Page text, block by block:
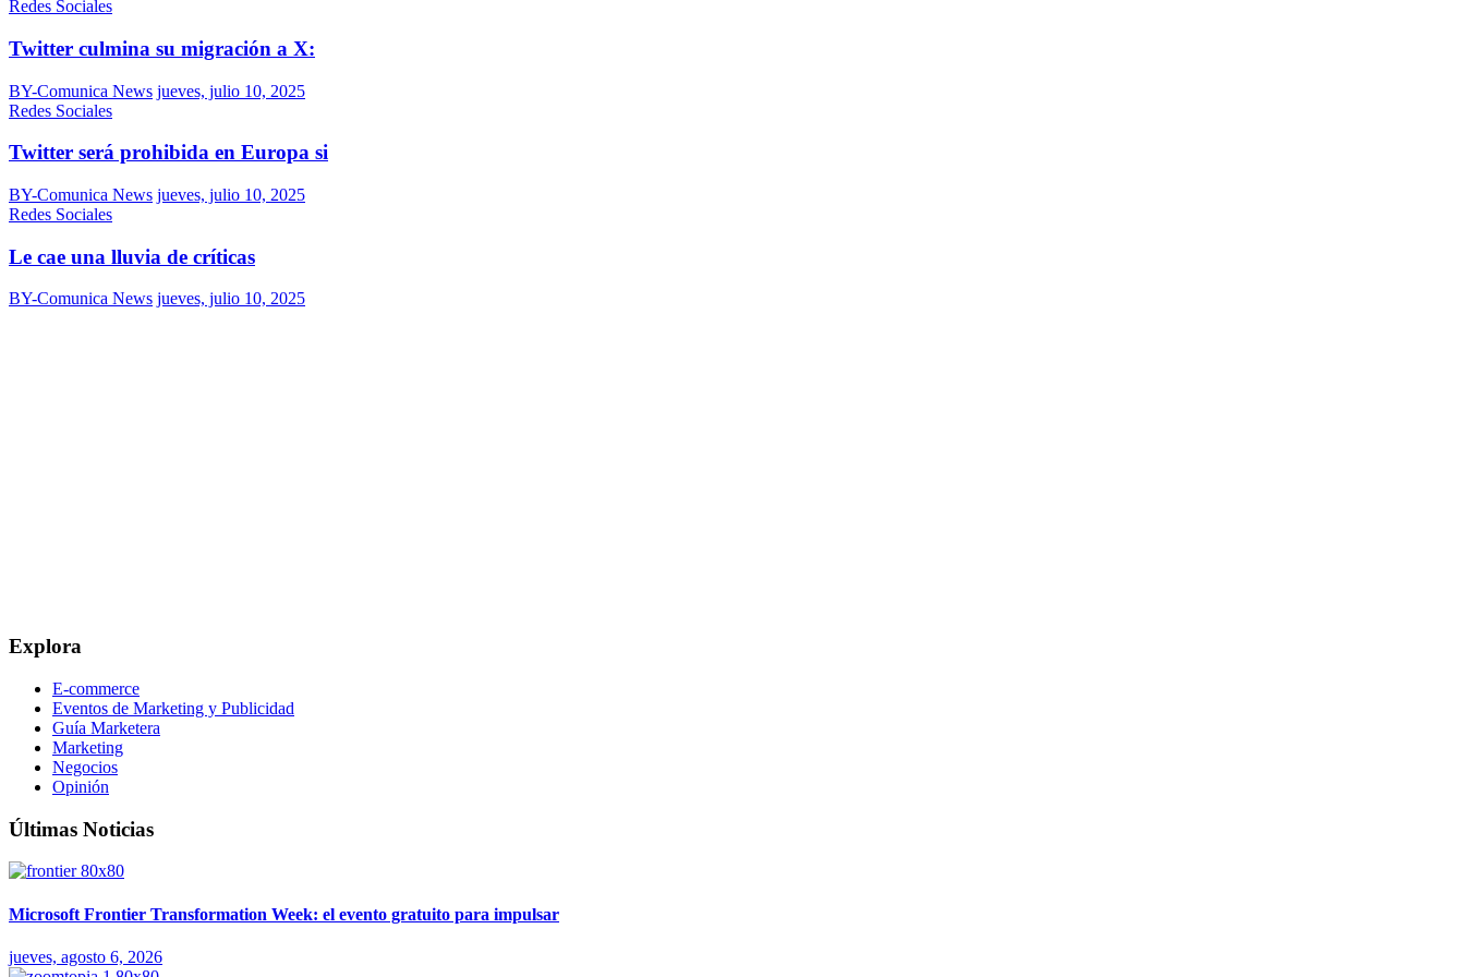
Redes Sociales
Twitter culmina su migración a X:
BY-Comunica News jueves, julio 10, 2025
Redes Sociales
Twitter será prohibida en Europa si
BY-Comunica News jueves, julio 10, 2025
Redes Sociales
Le cae una lluvia de críticas
BY-Comunica News jueves, julio 10, 2025
Explora
E-commerce
Eventos de Marketing y Publicidad
Guía Marketera
Marketing
Negocios
Opinión
Últimas Noticias
Microsoft Frontier Transformation Week: el evento gratuito para impulsar
jueves, agosto 6, 2026